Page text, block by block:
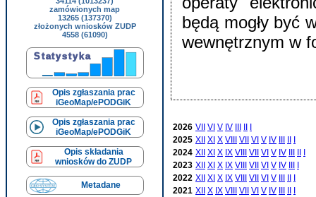
zamówionych map
13265 (137370)
złożonych wniosków ZUDP
4558 (61090)
Opis zgłaszania prac
iGeoMap/ePODGiK
Opis zgłaszania prac
iGeoMap/ePODGiK
Opis składania
wniosków do ZUDP
Metadane
będą mogły być
wewnętrznym w
2026 VII VI V IV
2025 XII XI X VIII VII VI V IV
2024 XII XI X IX VIII VII VI V IV
2023 XII XI X IX VIII VII VI V IV
2022 XII XI X IX VIII VII VI V
2021 XII X IX VIII VII VI V IV